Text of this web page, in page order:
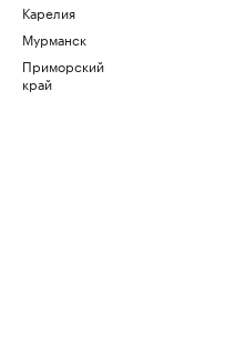
Карелия
Мурманск
Приморский
край